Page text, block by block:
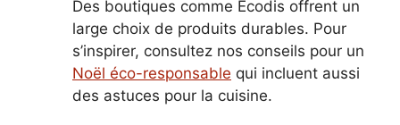
Des boutiques comme Ecodis offrent un
large choix de produits durables. Pour
s’inspirer, consultez nos conseils pour un
Noël éco-responsable qui incluent aussi
des astuces pour la cuisine.